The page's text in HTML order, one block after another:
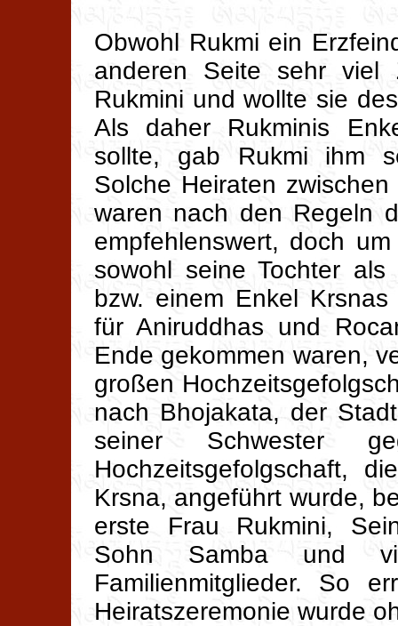
Obwohl Rukmi ein
anderen Seite sehr viel
Rukmini und wollte sie
Als daher Rukminis
sollte, gab Rukmi ihm
Solche Heiraten
waren nach den Regeln
empfehlenswert, doch
sowohl seine Tochter
bzw. einem Enkel
für Aniruddhas und
Ende gekommen waren,
großen
nach Bhojakata, der
seiner Schwester
Hochzeitsgefolgschaft,
Krsna, angeführt wurde,
erste Frau Rukmini,
Sohn Samba und
Familienmitglieder. So
Heiratszeremonie wurde